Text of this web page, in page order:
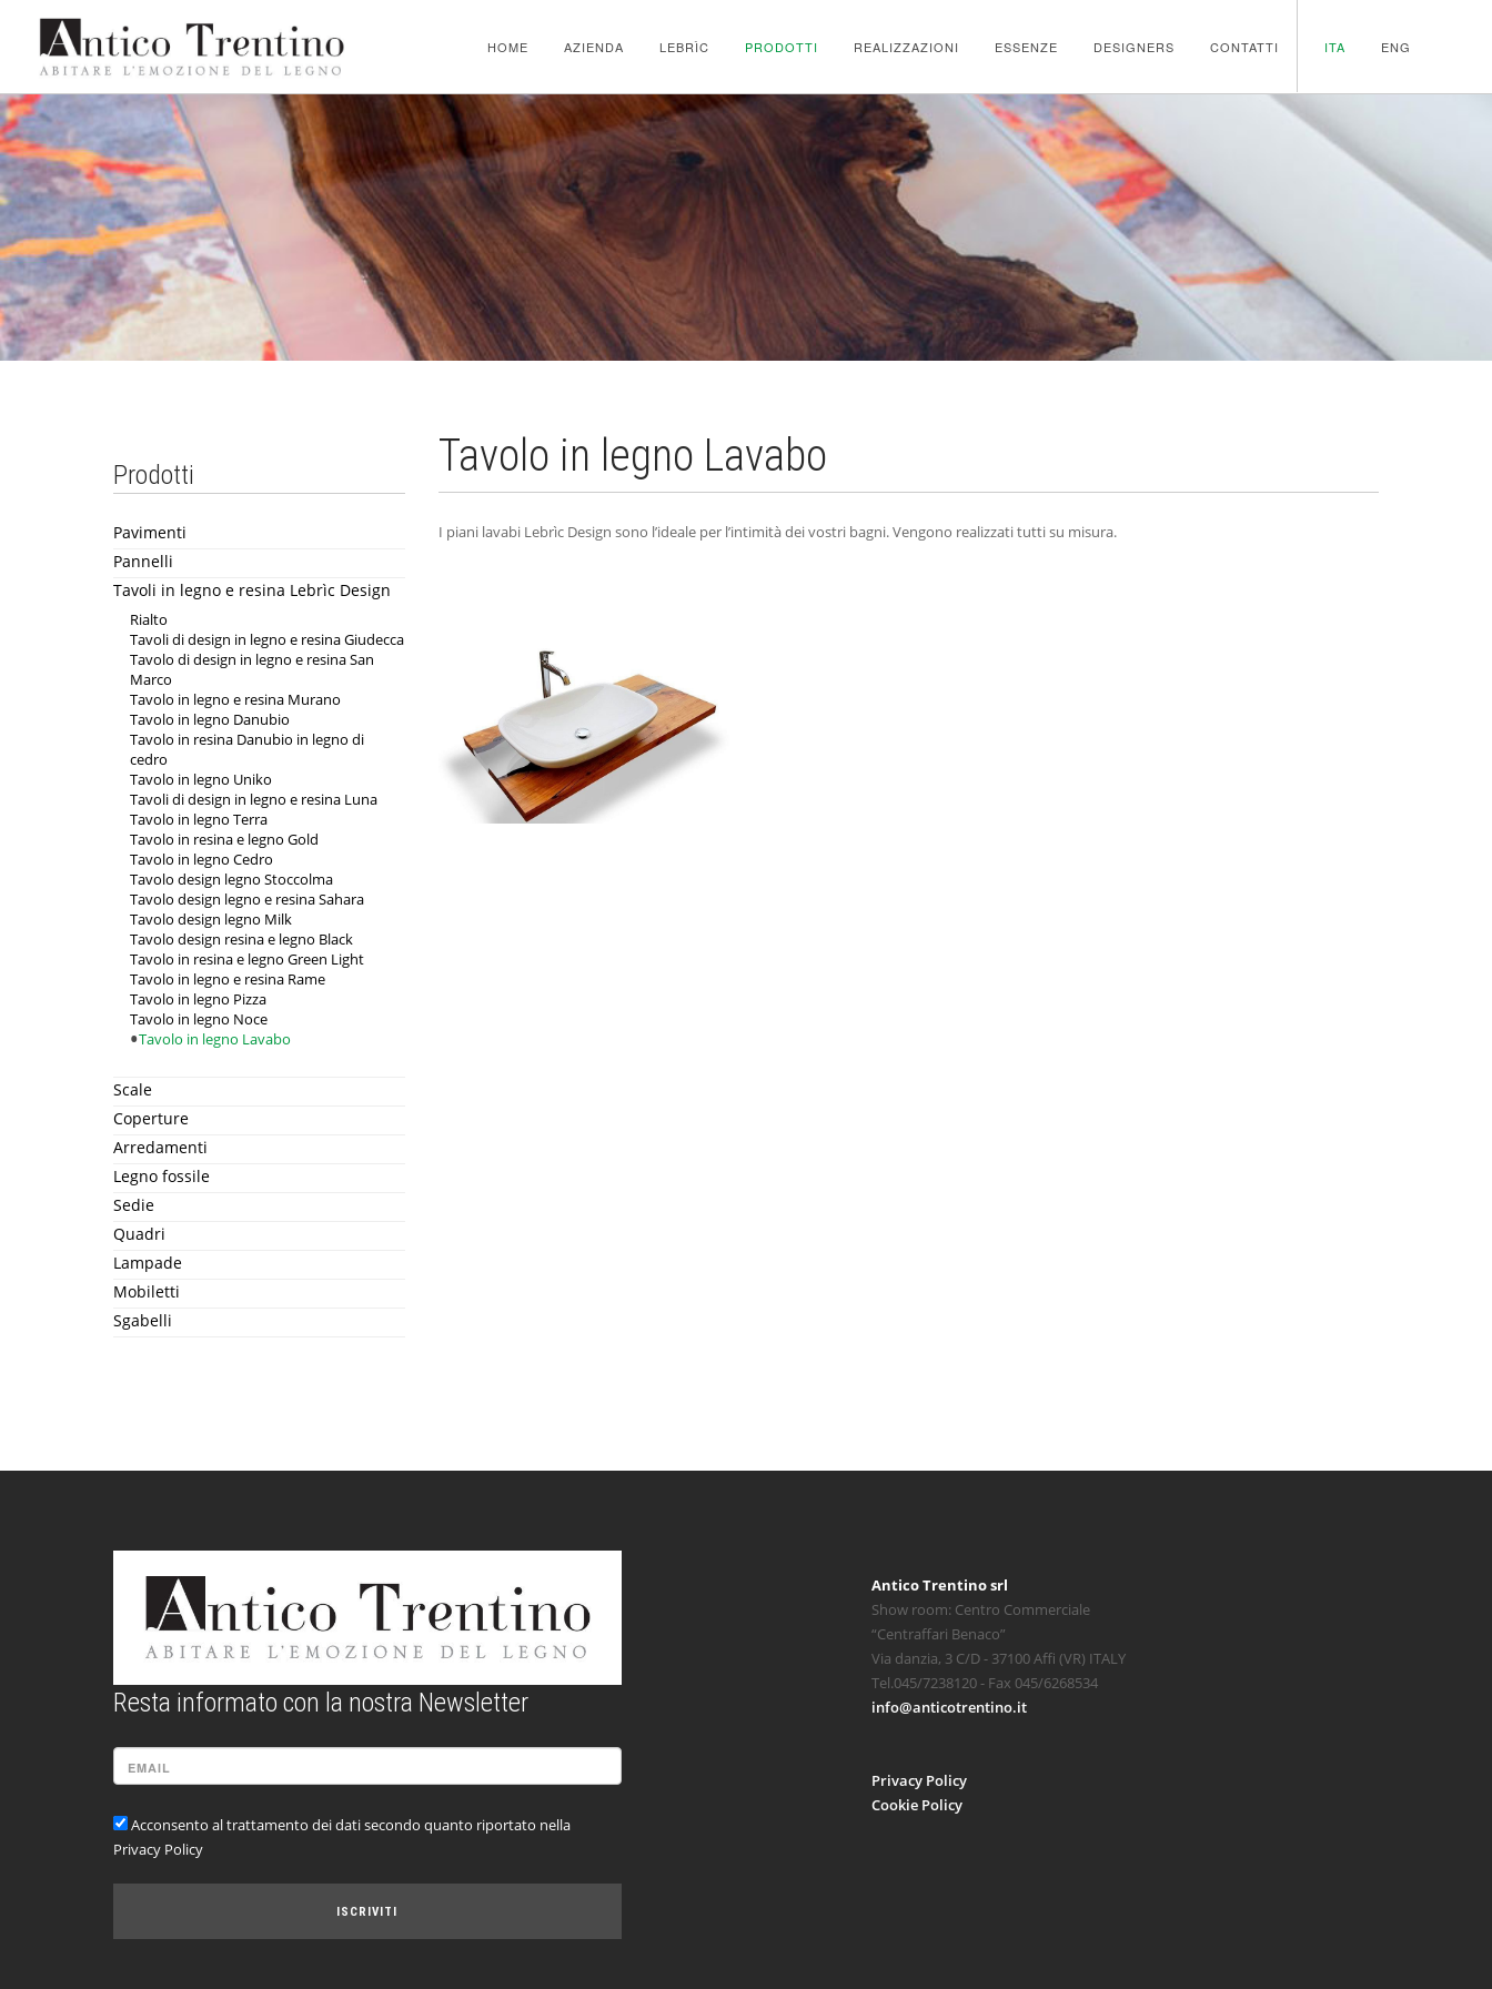
HOME AZIENDA LEBRÌC PRODOTTI REALIZZAZIONI ESSENZE DESIGNERS CONTATTI ITA ENG
Prodotti
Pavimenti
Pannelli
Tavoli in legno e resina Lebrìc Design
Rialto
Tavoli di design in legno e resina Giudecca
Tavolo di design in legno e resina San
Marco
Tavolo in legno e resina Murano
Tavolo in legno Danubio
Tavolo in resina Danubio in legno di
cedro
Tavolo in legno Uniko
Tavoli di design in legno e resina Luna
Tavolo in legno Terra
Tavolo in resina e legno Gold
Tavolo in legno Cedro
Tavolo design legno Stoccolma
Tavolo design legno e resina Sahara
Tavolo design legno Milk
Tavolo design resina e legno Black
Tavolo in resina e legno Green Light
Tavolo in legno e resina Rame
Tavolo in legno Pizza
Tavolo in legno Noce
Tavolo in legno Lavabo
Scale
Coperture
Arredamenti
Legno fossile
Sedie
Quadri
Lampade
Mobiletti
Sgabelli
Tavolo in legno Lavabo
I piani lavabi Lebrìc Design sono l’ideale per l’intimità dei vostri bagni. Vengono realizzati tutti su misura.
Resta informato con la nostra Newsletter
Acconsento al trattamento dei dati secondo quanto riportato nella
Privacy Policy
ISCRIVITI
Antico Trentino srl
Show room: Centro Commerciale
“Centraffari Benaco”
Via danzia, 3 C/D - 37100 Affi (VR) ITALY
Tel.045/7238120 - Fax 045/6268534
info@anticotrentino.it
Privacy Policy
Cookie Policy